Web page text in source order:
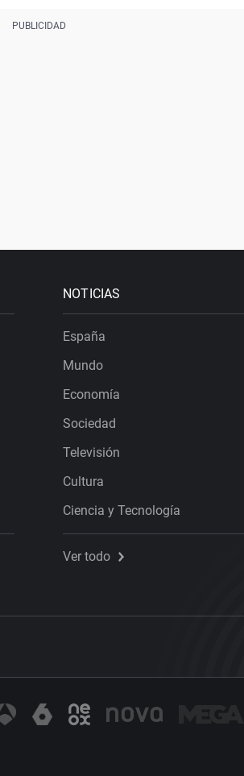
NOTICIAS
España
Mundo
Economía
Sociedad
Televisión
Cultura
Ciencia y Tecnología
Ver todo